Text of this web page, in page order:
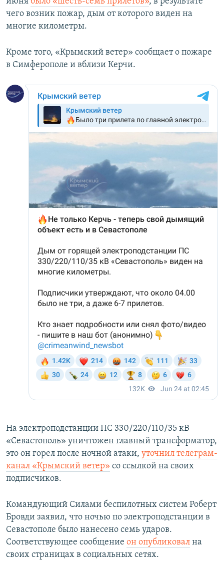
чего возник пожар, дым от которого виден на
многие километры.
Кроме того, «Крымский ветер» сообщает о пожаре
в Симферополе и вблизи Керчи.
На электроподстанции ПС 330/220/110/35 кВ
«Севастополь» уничтожен главный трансформатор,
это он горел после ночной атаки, уточнил телеграм-
канал «Крымский ветер» со ссылкой на своих
подписчиков.
Командующий Силами беспилотных систем Роберт
Бровди заявил, что ночью по электроподстанции в
Севастополе было нанесено семь ударов.
Соответствующее сообщение он опубликовал на
своих страницах в социальных сетях.